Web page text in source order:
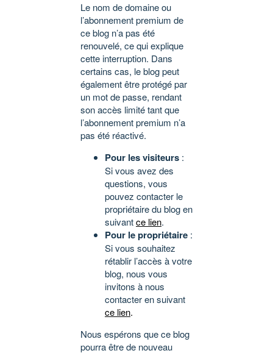
Le nom de domaine ou
l’abonnement premium de
ce blog n’a pas été
renouvelé, ce qui explique
cette interruption. Dans
certains cas, le blog peut
également être protégé par
un mot de passe, rendant
son accès limité tant que
l’abonnement premium n’a
pas été réactivé.
Pour les visiteurs :
Si vous avez des
questions, vous
pouvez contacter le
propriétaire du blog en
suivantce lien.
Pour le propriétaire :
Si vous souhaitez
rétablir l’accès à votre
blog, nous vous
invitons à nous
contacter en suivant
ce lien.
Nous espérons que ce blog
pourra être de nouveau